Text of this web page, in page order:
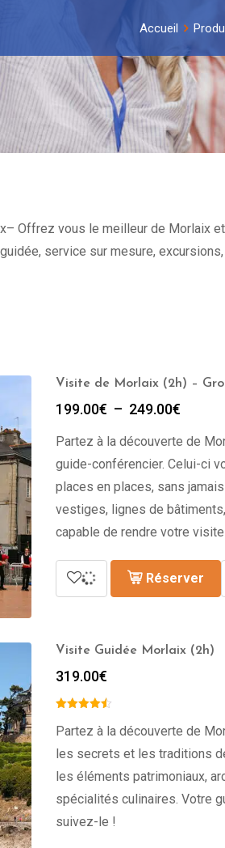
Accueil
Offrez vous le meilleur de Morlaix
service sur mesure,
Visite de Morlaix (2h) –
199.00€ – 249.00€
prix :
à
249.00€
Partez à la découverte de
guide-conférencier. Celui-ci
places en places, sans
vestiges, lignes de
capable de rendre votre
Réserver
Visite Guidée Morlaix (2h)
319.00€
Partez à la découverte de
les secrets et les traditions
les éléments patrimoniaux,
spécialités culinaires. Votre
suivez-le !